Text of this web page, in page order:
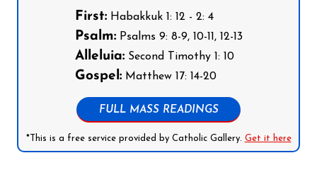
First:Habakkuk 1: 12 - 2: 4
Psalm:Psalms 9: 8-9, 10-11, 12-13
Alleluia:Second Timothy 1: 10
Gospel:Matthew 17: 14-20
FULL MASS READINGS
*This is a free service provided by Catholic Gallery. Get it here